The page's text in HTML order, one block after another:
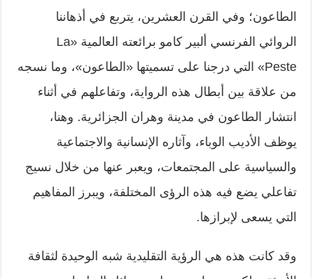
الطاعون؛ وفي القرن العشرين، يتربع في أذهاننا
الروائي الفرنسي ألبير كامو برائعته العالمية «La
Peste» التي درجنا على تسميتها «الطاعون»، وما نسجه
من علاقة بين أبطال هذه الرواية، وتفاعلهم في أثناء
انتشار الطاعون في مدينة وهران الجزائرية. وهنا،
يوظف الأديب الوباء، وآثاره الإنسانية والاجتماعية
والسياسية على المجتمعات، ويعبر عنها من خلال نسيج
تفاعلي يضع فيه هذه الرؤى المختلفة، ويبرز المفاهيم
التي يسعى لإبرازها.
وقد كانت هذه هي الرؤية التقليدية شبه الوحيدة لثقافة